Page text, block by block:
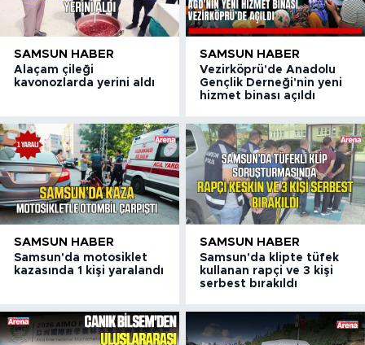
SAMSUN HABER
Alaçam çileği
kavonozlarda yerini aldı
SAMSUN HABER
Vezirköprü'de Anadolu
Gençlik Derneği'nin yeni
hizmet binası açıldı
SAMSUN HABER
Samsun'da motosiklet
kazasında 1 kişi yaralandı
SAMSUN HABER
Samsun'da klipte tüfek
kullanan rapçi ve 3 kişi
serbest bırakıldı